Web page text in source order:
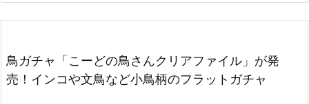
鳥ガチャ「こーどの鳥さんクリアファイル」が発
売！インコや文鳥など小鳥柄のフラットガチャ